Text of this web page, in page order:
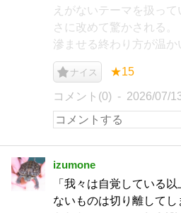
えがないテーマを扱っ
さに改めて驚かされる
滲ませる終わり方が温か
ナイス ★15
コメント(0) 2026/07/
izumone
「我々は自覚している
ないものは切り離して